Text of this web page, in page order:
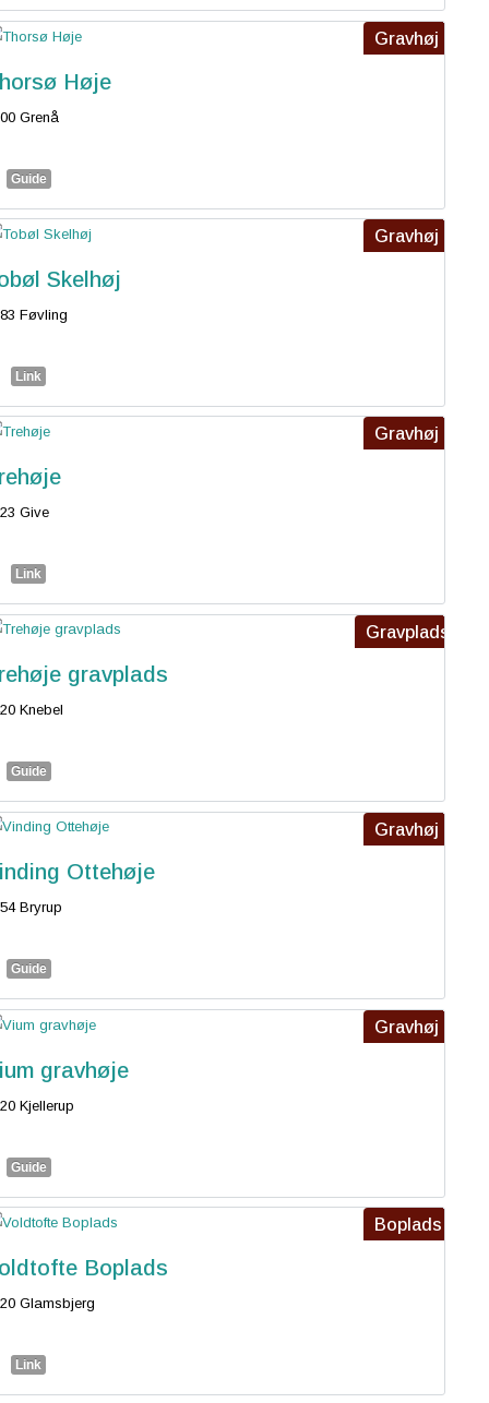
Gravhøj
Høje
Grenå
Guide
Gravhøj
Skelhøj
Føvling
Link
Gravhøj
Give
Link
Gravplads
gravplads
Knebel
Guide
Gravhøj
Ottehøje
Bryrup
Guide
Gravhøj
gravhøje
Kjellerup
Guide
Boplads
Boplads
Glamsbjerg
Link